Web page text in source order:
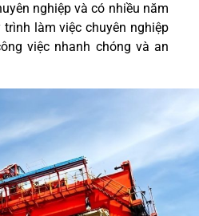
nghiệp và có nhiều năm
làm việc chuyên nghiệp
việc nhanh chóng và an